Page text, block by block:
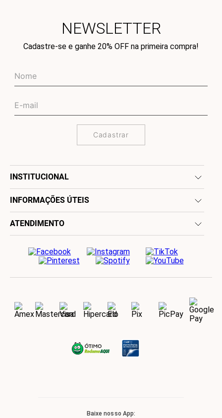
NEWSLETTER
Cadastre-se e ganhe 20% OFF na primeira compra!
Cadastrar
INSTITUCIONAL
INFORMAÇÕES ÚTEIS
ATENDIMENTO
Baixe nosso App: